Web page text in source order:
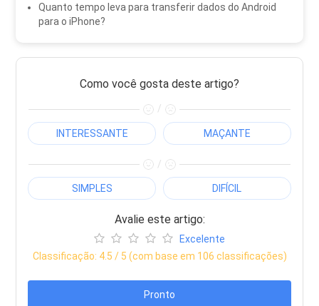
Quanto tempo leva para transferir dados do Android
para o iPhone?
Como você gosta deste artigo?
/
INTERESSANTE MAÇANTE
/
SIMPLES DIFÍCIL
Avalie este artigo:
Excelente
Classificação: 4.5 / 5 (com base em 106 classificações)
Pronto